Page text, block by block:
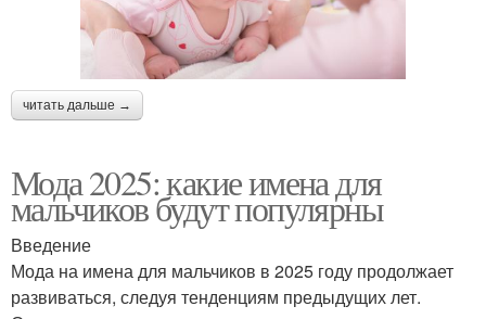
читать дальше →
Мода 2025: какие имена для
мальчиков будут популярны
Введение
Мода на имена для мальчиков в 2025 году продолжает
развиваться, следуя тенденциям предыдущих лет.